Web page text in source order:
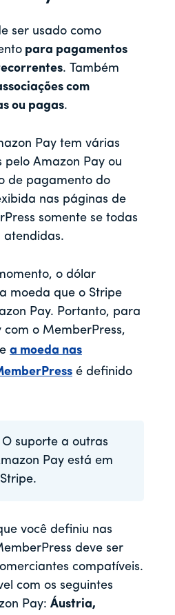
ser usado como
para pagamentos
. Também
com
ou pagas.
Pay tem várias
pelo Amazon Pay ou
de pagamento do
nas páginas de
somente se todas
atendidas.
o dólar
moeda que o Stripe
Pay. Portanto, para
com o MemberPress,
a moeda nas
é definido
suporte a outras
Pay está em
você definiu nas
deve ser
compatíveis.
com os seguintes
Pay: Áustria,